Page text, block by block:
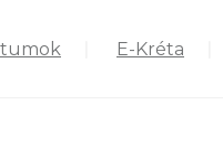
E-Kréta